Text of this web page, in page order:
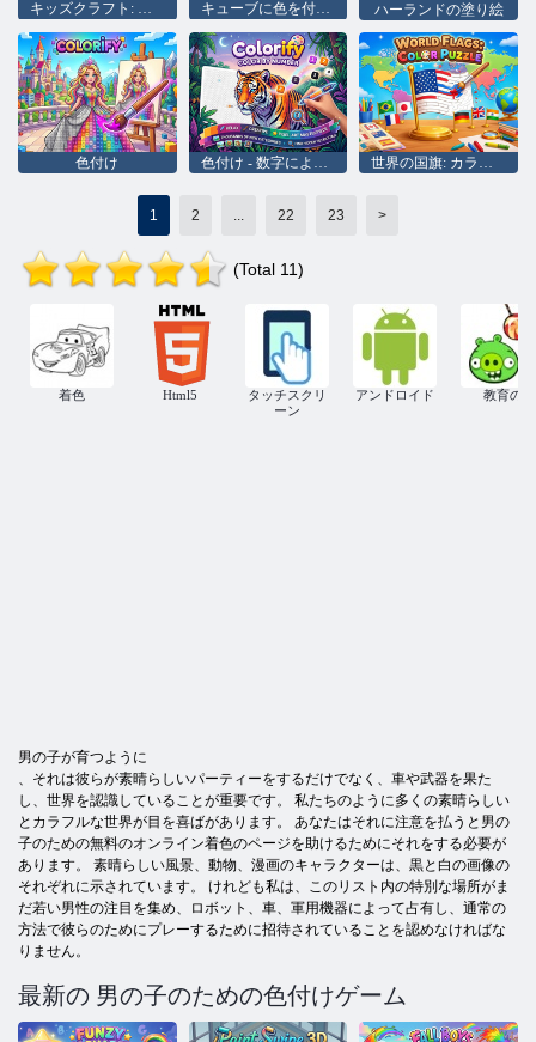
キューブに色を付ける ハーランドの塗り絵
色付け
1 2 22 23 >
(Total 11)
着色 Html5
タッチスクリ
ーン
アンドロイド 教育の
男の子が育つように
、それは彼らが素晴らしいパーティーをするだけでなく、車や武器を果た
し、世界を認識していることが重要です。 私たちのように多くの素晴らしい
とカラフルな世界が目を喜ばがあります。 あなたはそれに注意を払うと男の
子のための無料のオンライン着色のページを助けるためにそれをする必要が
あります。 素晴らしい風景、動物、漫画のキャラクターは、黒と白の画像の
それぞれに示されています。 けれども私は、このリスト内の特別な場所がま
だ若い男性の注目を集め、ロボット、車、軍用機器によって占有し、通常の
方法で彼らのためにプレーするために招待されていることを認めなければな
りません。
最新の 男の子のための色付けゲーム